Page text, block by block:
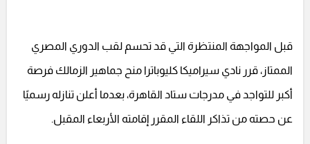
قبل المواجهة المنتظرة التي قد تحسم لقب الدوري المصري
الممتاز، قرر نادي سيراميكا كليوباترا منح جماهير الزمالك فرصة
أكبر للتواجد في مدرجات ستاد القاهرة، بعدما أعلن تنازله رسميًا
عن حصته من تذاكر اللقاء المقرر إقامته الأربعاء المقبل.